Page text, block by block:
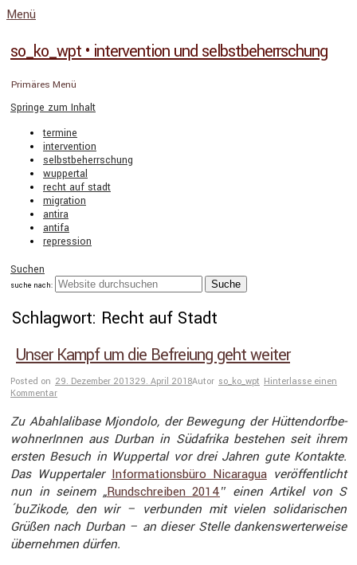
Menü
so_ko_wpt • intervention und selbstbeherrschung
Primäres Menü
Springe zum Inhalt
termine
intervention
selbstbeherrschung
wuppertal
recht auf stadt
migration
antira
antifa
repression
Suchen
suche nach:
Schlagwort: Recht auf Stadt
Unser Kampf um die Befreiung geht weiter
Posted on 29. Dezember 201329. April 2018Autor so_ko_wpt Hinterlasse einen
Kommentar
Zu Abahl­a­li­base Mjondolo, der Bewegung der Hütten­dorf­be­
woh­ne­rInnen aus Durban in Südafrika bestehen seit ihrem
ersten Besuch in Wuppertal vor drei Jahren gute Kontakte.
Das Wupper­taler Infor­ma­ti­ons­büro Nicaraguaveröf­fent­licht
nun in seinem „Rundschreiben 2014″ einen Artikel von S
´buZikode, den wir – verbunden mit vielen solida­ri­schen
Grüßen nach Durban – an dieser Stelle dankens­wer­ter­weise
übernehmen dürfen.